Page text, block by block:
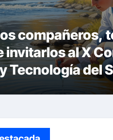
compañeros,
invitarlos al X
Tecnología del